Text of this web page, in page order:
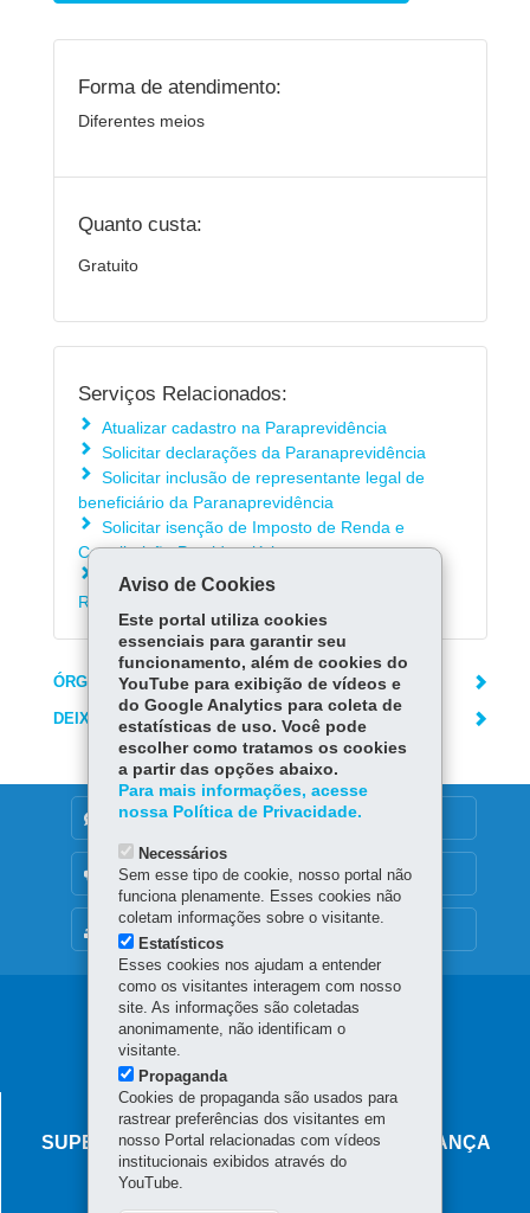
Forma de atendimento:
Diferentes meios
Quanto custa:
Gratuito
Serviços Relacionados:
Atualizar cadastro na Paraprevidência
Solicitar declarações da Paranaprevidência
Solicitar inclusão de representante legal de
beneficiário da Paranaprevidência
Solicitar isenção de Imposto de Renda e
Contribuição Previdenciária
Consultar contracheque e Informe de
Rendimentos da Paranaprevidência
ÓRGÃO RESPONSÁVEL
DEIXE SUA OPINIÃO
DENUNCIE CORRUPÇÃO
OUVIDORIA
Navegação
principal
AGÊNCIA DO MIGRANTE
SUPERINTENDÊNCIA-GERAL DE GOVERNANÇA
MIGRATÓRIA
Aviso de Cookies
Este portal utiliza cookies
essenciais para garantir seu
funcionamento, além de cookies do
YouTube para exibição de vídeos e
do Google Analytics para coleta de
estatísticas de uso. Você pode
escolher como tratamos os cookies
a partir das opções abaixo.
Para mais informações, acesse
nossa Política de Privacidade.
Necessários
Sem esse tipo de cookie, nosso portal não
funciona plenamente. Esses cookies não
coletam informações sobre o visitante.
Estatísticos
Esses cookies nos ajudam a entender
como os visitantes interagem com nosso
site. As informações são coletadas
anonimamente, não identificam o
visitante.
Propaganda
Cookies de propaganda são usados para
rastrear preferências dos visitantes em
nosso Portal relacionadas com vídeos
institucionais exibidos através do
YouTube.